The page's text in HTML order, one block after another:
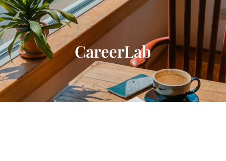
内
容
を
ス
キ
ッ
プ
CareerLab